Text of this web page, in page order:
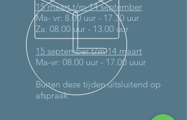
15 maart t/m 14 september
Ma- vr: 8.00 uur - 17.30 uur
Za: 08.00 uur - 13.00 uur
15 september t/m 14 maart
Ma-vr: 08.00 uur - 17.00 uuur
Buiten deze tijden uitsluitend op
afspraak